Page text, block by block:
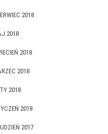
2018
2018
2018
2018
2018
2018
2017